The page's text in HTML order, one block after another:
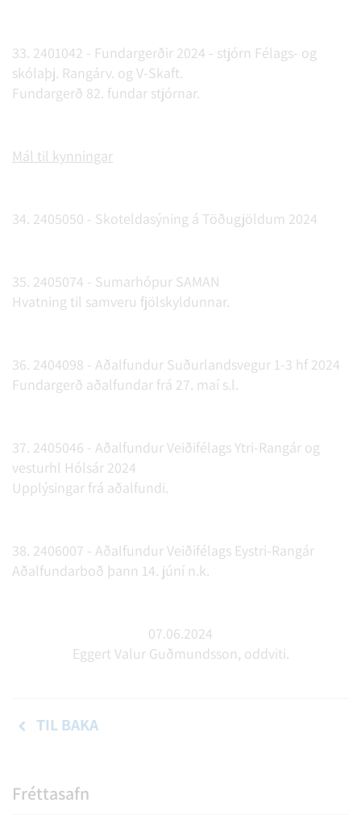
33. 2401042 - Fundargerðir 2024 - stjórn Félags- og
skólaþj. Rangárv. og V-Skaft.
Fundargerð 82. fundar stjórnar.
Mál til kynningar
34. 2405050 - Skoteldasýning á Töðugjöldum 2024
35. 2405074 - Sumarhópur SAMAN
Hvatning til samveru fjölskyldunnar.
36. 2404098 - Aðalfundur Suðurlandsvegur 1-3 hf 2024
Fundargerð aðalfundar frá 27. maí s.l.
37. 2405046 - Aðalfundur Veiðifélags Ytri-Rangár og
vesturhl Hólsár 2024
Upplýsingar frá aðalfundi.
38. 2406007 - Aðalfundur Veiðifélags Eystri-Rangár
Aðalfundarboð þann 14. júní n.k.
07.06.2024
Eggert Valur Guðmundsson, oddviti.
TIL BAKA
Fréttasafn